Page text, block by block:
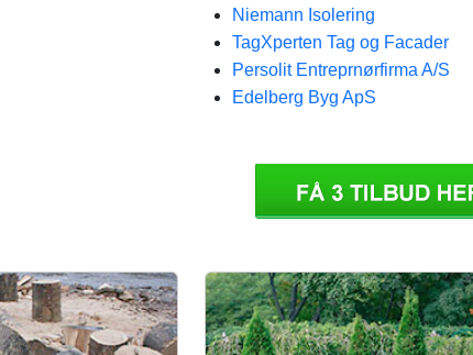
Niemann Isolering
TagXperten Tag og Facader
Persolit Entreprnørfirma A/S
Edelberg Byg ApS